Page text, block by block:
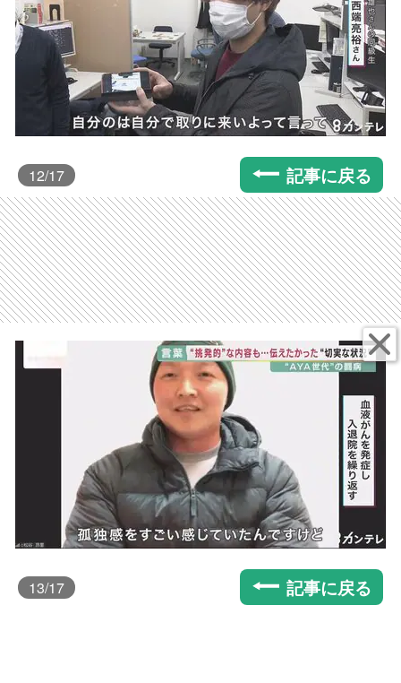
12/17 記事に戻る
13/17 記事に戻る